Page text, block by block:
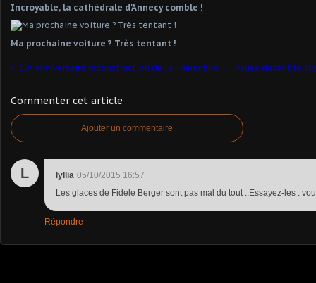
Incroyable, la cathédrale d'Annecy comble !
Ma prochaine voiture ? Très tentant !
10° anniversaire reconstruction de la Frauenkirche à Dresde
Commenter cet article
Ajouter un commentaire
L lyllia 05/10/2015 16:57
Les glaces de Fidele Berger sont pas mal du tout ..Essayez-les :
Répondre